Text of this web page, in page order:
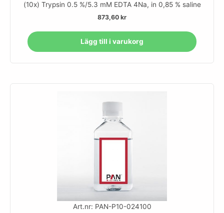
(10x) Trypsin 0.5 %/5.3 mM EDTA 4Na, in 0,85 % saline
873,60 kr
Lägg till i varukorg
Art.nr: PAN-P10-024100